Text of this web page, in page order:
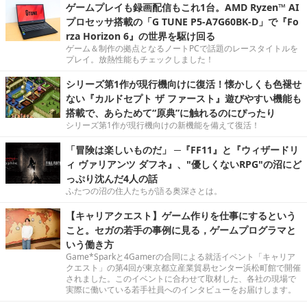
ゲームプレイも録画配信もこれ1台。AMD Ryzen™ AI
プロセッサ搭載の「G TUNE P5-A7G60BK-D」で『Fo
rza Horizon 6』の世界を駆け回る
ゲーム＆制作の拠点となるノートPCで話題のレースタイトルを
プレイ。放熱性能もチェックしました！
シリーズ第1作が現行機向けに復活！懐かしくも色褪せ
ない『カルドセプト ザ ファースト』遊びやすい機能も
搭載で、あらためて“原典”に触れるのにぴったり
シリーズ第1作が現行機向けの新機能を備えて復活！
「冒険は楽しいものだ」 ─『FF11』と『ウィザードリ
ィ ヴァリアンツ ダフネ』、"優しくないRPG"の沼にど
っぷり沈んだ4人の話
ふたつの沼の住人たちが語る奥深さとは。
【キャリアクエスト】ゲーム作りを仕事にするという
こと。セガの若手の事例に見る，ゲームプログラマと
いう働き方
Game*Sparkと4Gamerの合同による就活イベント「キャリア
クエスト」の第4回が東京都立産業貿易センター浜松町館で開催
されました。このイベントに合わせて取材した、各社の現場で
実際に働いている若手社員へのインタビューをお届けします。